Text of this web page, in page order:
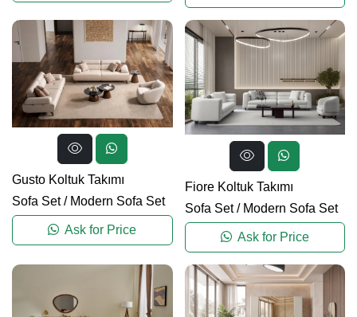
Gusto Koltuk Takımı
Sofa Set/ Modern Sofa Set
Ask for Price
Fiore Koltuk Takımı
Sofa Set/ Modern Sofa Set
Ask for Price